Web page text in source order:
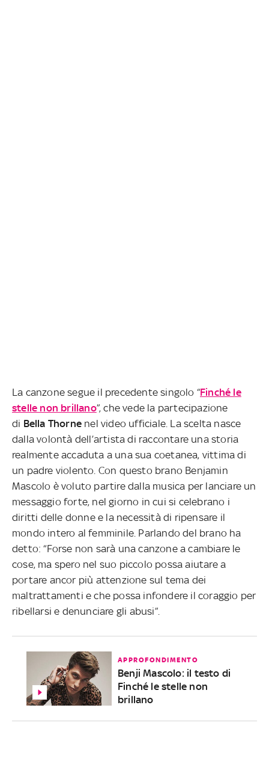
La canzone segue il precedente singolo “Finché le
stelle non brillano”, che vede la partecipazione
di Bella Thorne nel video ufficiale. La scelta nasce
dalla volontà dell’artista di raccontare una storia
realmente accaduta a una sua coetanea, vittima di
un padre violento. Con questo brano Benjamin
Mascolo è voluto partire dalla musica per lanciare un
messaggio forte, nel giorno in cui si celebrano i
diritti delle donne e la necessità di ripensare il
mondo intero al femminile. Parlando del brano ha
detto: “Forse non sarà una canzone a cambiare le
cose, ma spero nel suo piccolo possa aiutare a
portare ancor più attenzione sul tema dei
maltrattamenti e che possa infondere il coraggio per
ribellarsi e denunciare gli abusi”.
APPROFONDIMENTO
Benji Mascolo: il testo di
Finché le stelle non
brillano